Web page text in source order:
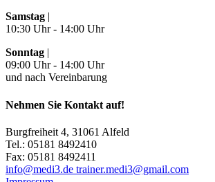
Samstag |
10:30 Uhr - 14:00 Uhr
Sonntag |
09:00 Uhr - 14:00 Uhr
und nach Vereinbarung
Nehmen Sie Kontakt auf!
Burgfreiheit 4, 31061 Alfeld
Tel.: 05181 8492410
Fax: 05181 8492411
info@medi3.de trainer.medi3@gmail.com